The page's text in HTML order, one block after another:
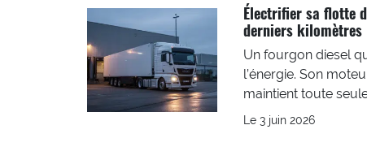
Électrifier sa flotte
derniers kilomètres
Un fourgon diesel
l’énergie. Son
maintient toute
Le 3 juin 2026